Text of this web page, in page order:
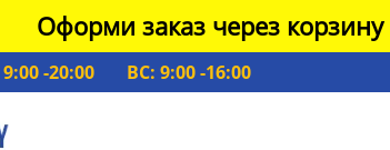
Оформи заказ через корзину
-20:00
ВС: 9:00 -16:00